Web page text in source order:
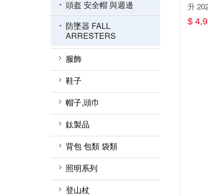
滑輪
繩梯/鋼絲梯
配件 工具
頭盔 安全帽 與週邊
防墜器 FALL
ARRESTERS
服飾
滑輪
短褲
排汗長褲
軟殼 刷毛 保暖長褲
兩件式防水長褲
機能內衣褲
鞋子
涼鞋
中/高筒登山鞋
短筒健行鞋
溯溪鞋
鞋類週邊
帽子,頭巾
圓盤帽
鴨舌帽
保暖帽
排汗頭巾
鈦製品
鈦杯
鈦瓶
鈦餐具
背包 包類 袋類
登山背包(30-49L)
molle配件包
照明系列
照明用具週邊
登山杖
升
$